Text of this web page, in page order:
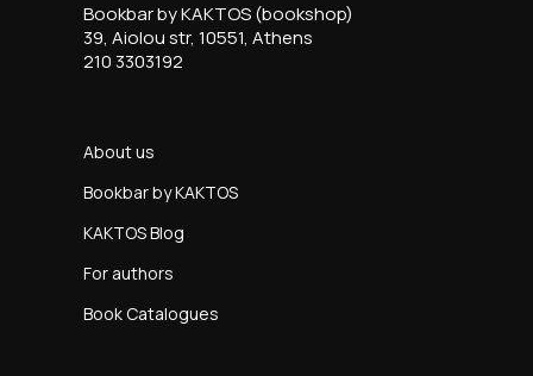
Bookbar by KAKTOS (bookshop)
39, Aiolou str, 10551, Athens
210 3303192
About us
Bookbar by KAKTOS
KAKTOS Blog
For authors
Book Catalogues